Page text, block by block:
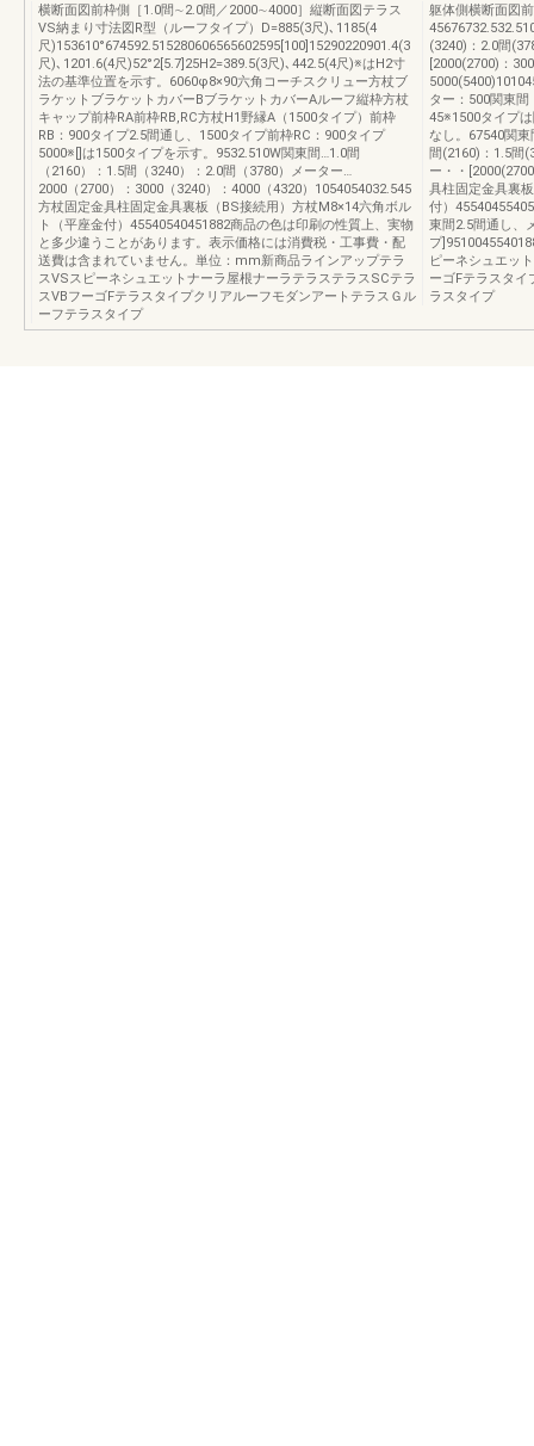
横断面図前枠側［1.0間∼2.0間／2000∼4000］縦断面図テラス
VS納まり寸法図R型（ルーフタイプ）D=885(3尺)､1185(4
尺)153610°674592.515280606565602595[100]15290220901.4(3
尺)､1201.6(4尺)52°2[5.7]25H2=389.5(3尺)､442.5(4尺)※はH2寸
法の基準位置を示す。6060φ8×90六角コーチスクリュー方杖ブ
ラケットブラケットカバーBブラケットカバーAルーフ縦枠方杖
キャップ前枠RA前枠RB,RC方杖H1野縁A（1500タイプ）前枠
RB：900タイプ2.5間通し、1500タイプ前枠RC：900タイプ
5000※[]は1500タイプを示す。9532.510W関東間…1.0間
（2160）：1.5間（3240）：2.0間（3780）メーター…
2000（2700）：3000（3240）：4000（4320）1054054032.545
方杖固定金具柱固定金具裏板（BS接続用）方杖M8×14六角ボル
ト（平座金付）45540540451882商品の色は印刷の性質上、実物
と多少違うことがあります。表示価格には消費税・工事費・配
送費は含まれていません。単位：mm新商品ラインアップテラ
スVSスピーネシュエットナーラ屋根ナーラテラステラスSCテラ
スVBフーゴFテラスタイプクリアルーフモダンアートテラスＧル
ーフテラスタイプ
躯体側横断面図
(3240)：2.0間
[2000(2700)：
ター：500関東
45※1500タイプ
なし。67540関
間(2160)：1.5間
ー・・
具柱固定金具裏
付）
東間2.5間通し、
プ
ピーネシュエッ
ーゴFテラスタイ
ラスタイプ